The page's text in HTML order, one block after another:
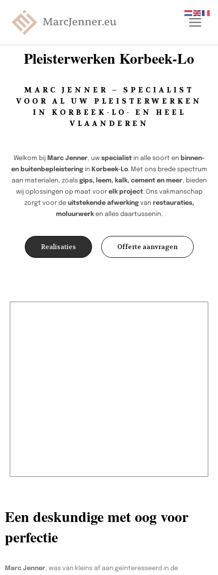
Pleisterwerken Korbeek-Lo
MARC JENNER – SPECIALIST
VOOR AL UW PLEISTERWERKEN
IN KORBEEK-LO- EN HEEL
VLAANDEREN
Welkom bij Marc Jenner, uw specialistin alle soort en binnen-
en buitenbepleisteringin Korbeek-Lo. Met ons brede spectrum
aan materialen, zoals gips, leem, kalk, cement en meer, bieden
wij oplossingen op maat voor elk project. Ons vakmanschap
zorgt voor de uitstekende afwerkingvan restauraties,
moluurwerken alles daartussenin.
Realisaties Offerte aanvragen
Een deskundige met oog voor
perfectie
Marc Jenner, was van kleins af aan geïnteresseerd in de